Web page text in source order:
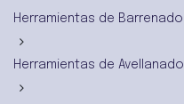
Herramientas de Barrenado
Herramientas de Avellanado